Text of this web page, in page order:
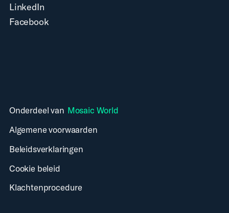
LinkedIn
Facebook
Onderdeel van Mosaic World
Algemene voorwaarden
Beleidsverklaringen
Cookie beleid
Klachtenprocedure